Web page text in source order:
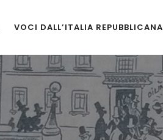
VOCI DALL’ITALIA REPUBBLICANA